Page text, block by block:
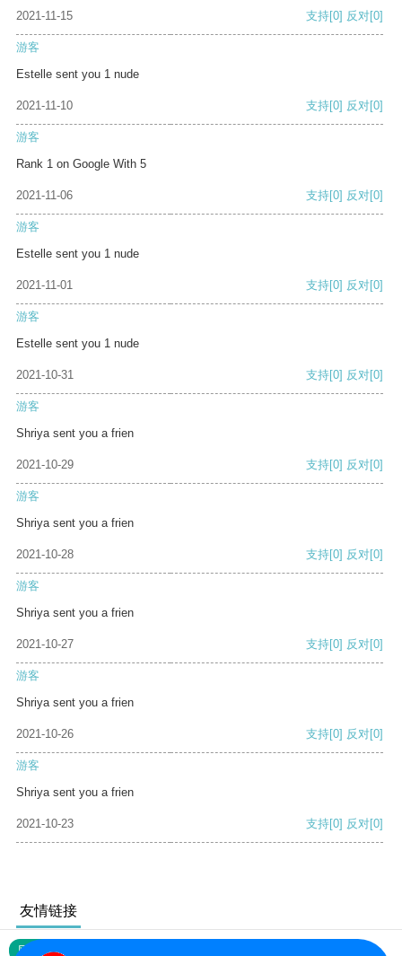
2021-11-15 支持[0] 反对[0]
游客
Estelle sent you 1 nude
2021-11-10 支持[0] 反对[0]
游客
Rank 1 on Google With 5
2021-11-06 支持[0] 反对[0]
游客
Estelle sent you 1 nude
2021-11-01 支持[0] 反对[0]
游客
Estelle sent you 1 nude
2021-10-31 支持[0] 反对[0]
游客
Shriya sent you a frien
2021-10-29 支持[0] 反对[0]
游客
Shriya sent you a frien
2021-10-28 支持[0] 反对[0]
游客
Shriya sent you a frien
2021-10-27 支持[0] 反对[0]
游客
Shriya sent you a frien
2021-10-26 支持[0] 反对[0]
游客
Shriya sent you a frien
2021-10-23 支持[0] 反对[0]
友情链接
网站地图